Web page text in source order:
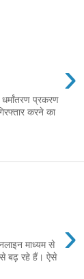
›
प्रकरण
करने का
›
माध्यम से
से बढ़ रहे हैं। ऐसे